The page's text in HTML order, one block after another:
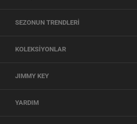
SEZONUN TRENDLERİ
KOLEKSİYONLAR
JIMMY KEY
YARDIM